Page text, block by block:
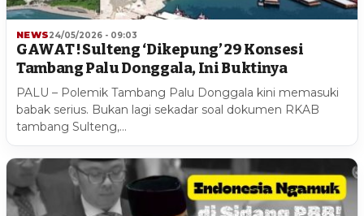
NEWS24/05/2026 - 09:03
GAWAT ! Sulteng ‘Dikepung’ 29 Konsesi
Tambang Palu Donggala, Ini Buktinya
PALU – Polemik Tambang Palu Donggala kini memasuki
babak serius. Bukan lagi sekadar soal dokumen RKAB
tambang Sulteng,…